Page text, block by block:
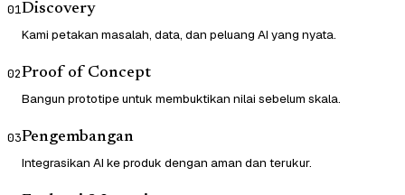
01Discovery
Kami petakan masalah, data, dan peluang AI yang nyata.
02Proof of Concept
Bangun prototipe untuk membuktikan nilai sebelum skala.
03Pengembangan
Integrasikan AI ke produk dengan aman dan terukur.